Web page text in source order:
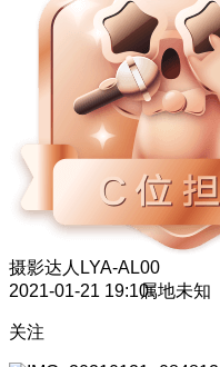
摄影达人 LYA-AL00
2021-01-21 19:10属地未知
关注